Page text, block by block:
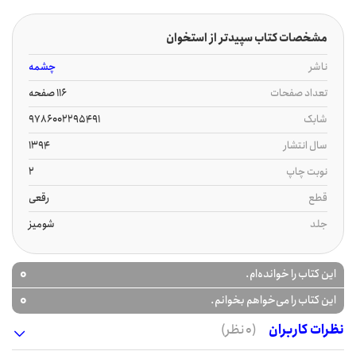
مشخصات کتاب سپیدتر از استخوان
ناشر
چشمه
تعداد صفحات
116 صفحه
شابک
9786002295491
سال انتشار
1394
نوبت چاپ
2
قطع
رقعی
جلد
شومیز
این کتاب را خوانده‌ام. 0
این کتاب را می‌خواهم بخوانم.
0
نظرات کاربران
(0 نظر)